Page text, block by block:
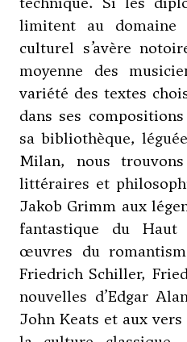
limitent au domaine
culturel s’avère
moyenne des
variété des textes
dans ses
sa bibliothèque,
Milan, nous
littéraires et
Jakob Grimm aux
fantastique du Haut
œuvres du
Friedrich Schiller,
nouvelles d’Edgar
John Keats et aux